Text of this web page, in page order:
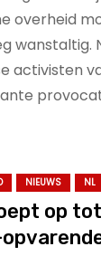
overheid
wanstaltig.
activisten
NIEUWS NL
op